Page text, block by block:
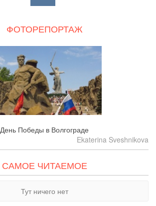
ФОТОРЕПОРТАЖ
День Победы в Волгограде
Ekaterina Sveshnikova
САМОЕ ЧИТАЕМОЕ
Тут ничего нет